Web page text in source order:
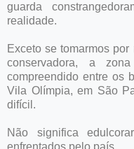
guarda
realidade.
Exceto se tomarmos
conservadora, a
compreendido entre os
Vila Olímpia, em São
difícil.
Não significa